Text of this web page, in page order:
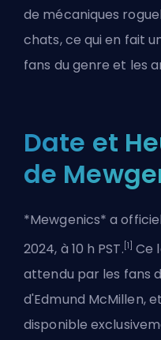
de mécaniques
chats, ce qui en fait
fans du genre et les
Date et
de
*Mewgenics* a
2024, à 10 h PST. [1] Ce
attendu par les fans
d'Edmund McMillen,
disponible